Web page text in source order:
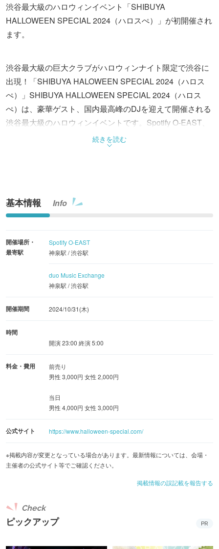
渋谷最大級のハロウィンイベント「SHIBUYA
HALLOWEEN SPECIAL 2024（ハロスぺ）」が初開催され
ます。
渋谷最大級の巨大クラブがハロウィンナイト限定で渋谷に
出現！「SHIBUYA HALOWEEN SPECIAL 2024（ハロス
ぺ）」SHIBUYA HALLOWEEN SPECIAL 2024（ハロス
ぺ）は、豪華ゲスト、国内最高峰のDJを迎えて開催される
渋谷最大級のハロウィンイベントです。Spotify O-EAST、
duo MUSIC EXCHANGE、東間屋が、10月31日（木）限定
で巨大クラブとして突如出現。お笑いライブやDJライブ、
◆ハロスぺ「Spotify O-EAST」：リンダカラー∞、ぱーて
ぃーちゃん参戦！賞金ありの仮装大会も！
リンダカラー∞が登場し、お笑いライブを実施。そして、
国内最高峰の6名の実力派DJがフロアを盛り上げ、会場は
渋谷ハロウィンの熱気が凝縮されたエンターテインメント
空間になります。さらに、賞金ありの仮装コンテストを実
◆ハロスぺ「duo MUSIC EXCHANGE」：日本最大級のK-
POP PARTY “YOLO”を開催！
K-POP PARTY “YOLO”を開催。K-POPが生んだファンカル
チャー「カバーダンス」のショーケースが渋谷ハロウィン
に華を添えます。カバーダンスイベントや大会で好成績を
収める有名ダンサーによるハイレベルなダンスパフォーマ
続きを読む
基本情報 Info
開催場所・
最寄駅
Spotify O-EAST
神泉駅 / 渋谷駅
duo Music Exchange
神泉駅 / 渋谷駅
開催期間 2024/10/31(木)
時間
開演 23:00 終演 5:00
料金・費用
前売り
男性 3,000円 女性 2,000円
当日
男性 4,000円 女性 3,000円
公式サイト https://www.halloween-special.com/
※掲載内容が変更となっている場合があります。最新情報については、会場・
主催者の公式サイト等でご確認ください。
掲載情報の誤記載を報告する
ピックアップ
Check
PR